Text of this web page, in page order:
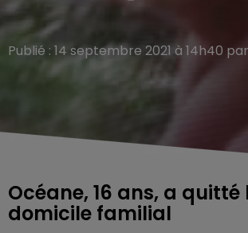
Publié : 14 septembre 2021 à 14h40
Océane, 16 ans, a quitté
domicile familial